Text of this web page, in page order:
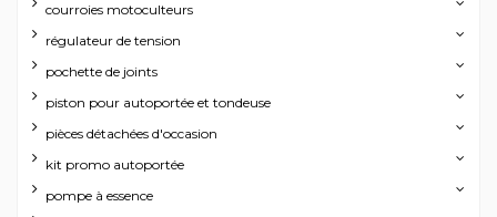
courroies motoculteurs
régulateur de tension
pochette de joints
piston pour autoportée et tondeuse
pièces détachées d'occasion
kit promo autoportée
pompe à essence